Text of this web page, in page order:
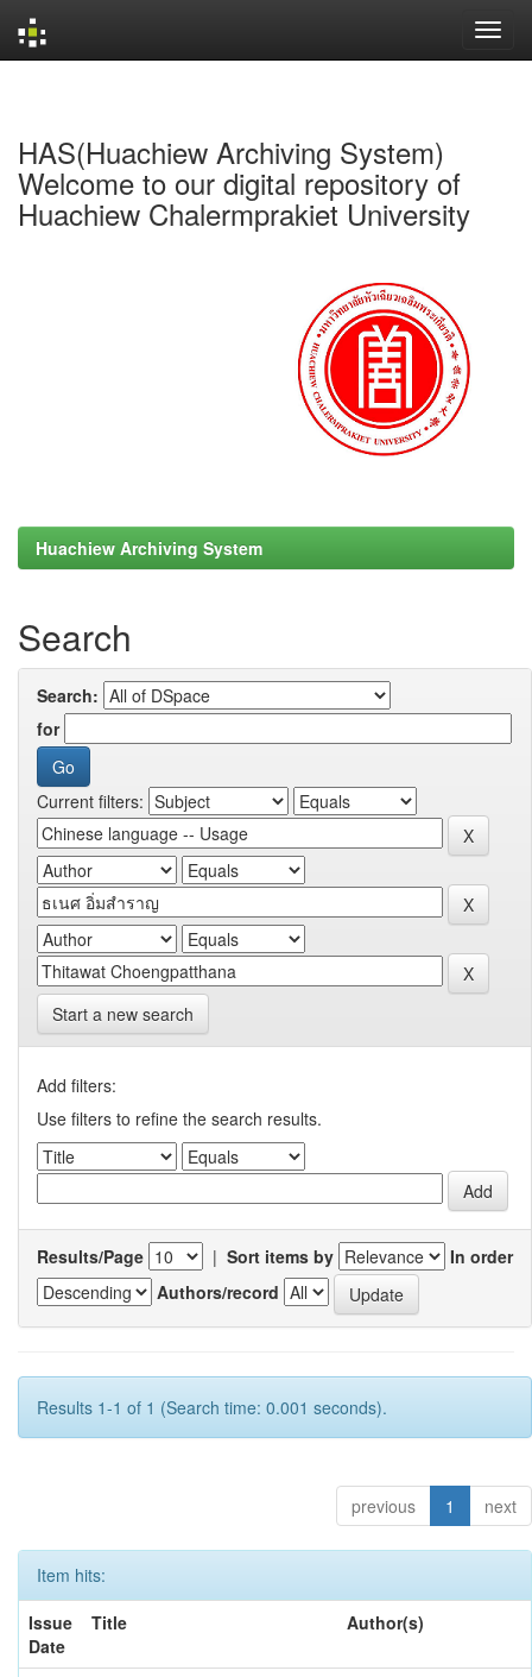
HAS(Huachiew Archiving System)
Welcome to our digital repository of
Huachiew Chalermprakiet University
Huachiew Archiving System
Search
Search:
for
Current filters:
Start a new search
Add filters:
Use filters to refine the search results.
Results/Page | Sort items by
In order
Authors/record
Results 1-1 of 1 (Search time: 0.001 seconds).
previous 1 next
Item hits:
Issue
Date
Title Author(s)